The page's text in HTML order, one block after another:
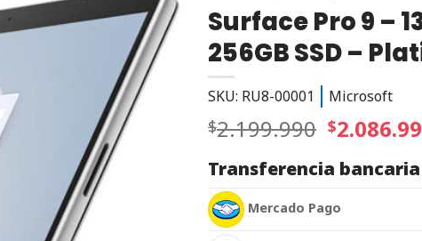
Surface Pro 9 –
256GB SSD –
SKU: RU8-00001 Microsoft
$2.199.990 $
Transferencia bancaria
Mercado Pago